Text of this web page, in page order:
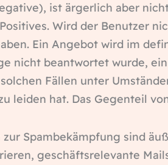
ist ärgerlich aber
Wird der Benutzer
Ein Angebot wird im
nicht beantwortet wurde,
Fällen unter
leiden hat. Das Gegenteil
Spambekämpfung sind
geschäftsrelevante